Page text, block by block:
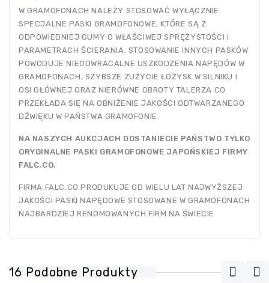
W GRAMOFONACH NALEŻY STOSOWAĆ WYŁĄCZNIE
SPECJALNE PASKI GRAMOFONOWE, KTÓRE SĄ Z
ODPOWIEDNIEJ GUMY O WŁAŚCIWEJ SPRĘŻYSTOŚCI I
PARAMETRACH ŚCIERANIA. STOSOWANIE INNYCH PASKÓW
POWODUJE NIEODWRACALNE USZKODZENIA NAPĘDÓW W
GRAMOFONACH, SZYBSZE ZUŻYCIE ŁOŻYSK W SILNIKU I
OSI GŁÓWNEJ ORAZ NIERÓWNE OBROTY TALERZA CO
PRZEKŁADA SIĘ NA OBNIŻENIE JAKOŚCI ODTWARZANEGO
DŹWIĘKU W PAŃSTWA GRAMOFONIE.
NA NASZYCH AUKCJACH DOSTANIECIE PAŃSTWO TYLKO
ORYGINALNE PASKI GRAMOFONOWE JAPOŃSKIEJ FIRMY
FALC.CO.
FIRMA FALC.CO PRODUKUJE OD WIELU LAT NAJWYŻSZEJ
JAKOŚCI PASKI NAPĘDOWE STOSOWANE W GRAMOFONACH
NAJBARDZIEJ RENOMOWANYCH FIRM NA ŚWIECIE
16 Podobne Produkty